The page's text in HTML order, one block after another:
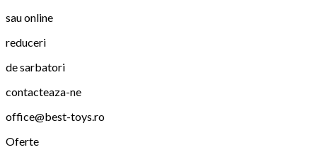
sau online
reduceri
de sarbatori
contacteaza-ne
office@best-toys.ro
Oferte